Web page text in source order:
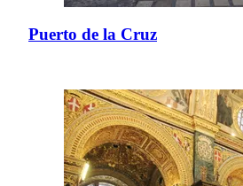
Puerto de la Cruz